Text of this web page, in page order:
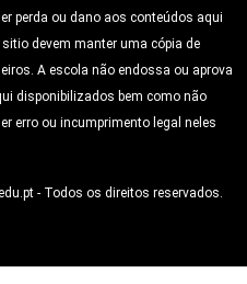
perda ou dano aos conteúdos aqui
devem manter uma cópia de
A escola não endossa ou aprova
disponibilizados bem como não
erro ou incumprimento legal neles
- Todos os direitos reservados.